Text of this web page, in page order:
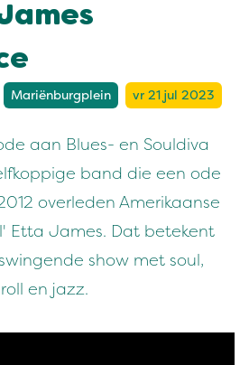
Mariënburgplein vr 21 jul 2023
aan Blues- en Souldiva
band die een ode
overleden Amerikaanse
Etta James. Dat betekent
show met soul,
en jazz.